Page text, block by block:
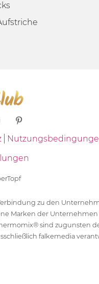
zu den
Marken der Unternehmen
sind zugunsten
falkemedia